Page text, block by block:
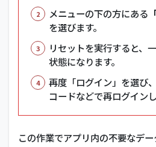
メニューの下の方にある
を選びます。
リセットを実行すると、
状態になります。
再度「ログイン」を選び
コードなどで再ログイン
この作業でアプリ内の不要なデ